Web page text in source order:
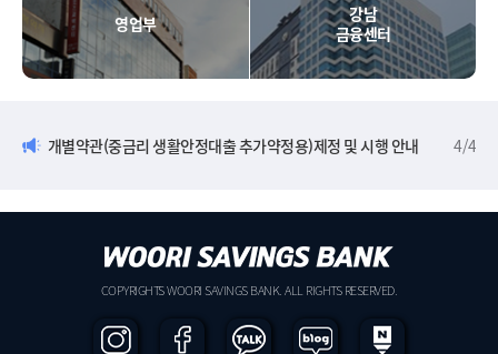
영업부
강남
금융센터
개별약관(중금리 생활안정대출 추가약정용)제정 및 시행 안내 4/4
COPYRIGHTS WOORI SAVINGS BANK. ALL RIGHTS RESERVED.